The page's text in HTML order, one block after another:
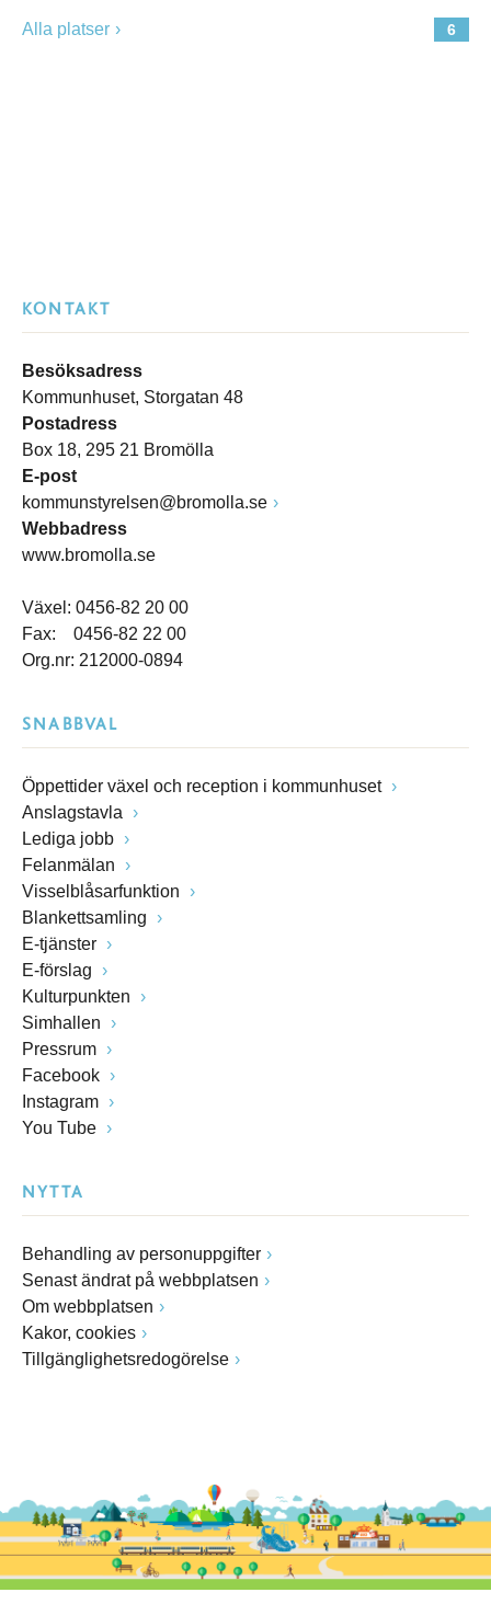
6
Alla platser
KONTAKT
Besöksadress
Kommunhuset, Storgatan 48
Postadress
Box 18, 295 21 Bromölla
E-post
kommunstyrelsen@bromolla.se
Webbadress
www.bromolla.se
Växel: 0456-82 20 00
Fax: 0456-82 22 00
Org.nr: 212000-0894
SNABBVAL
Öppettider växel och reception i kommunhuset
Anslagstavla
Lediga jobb
Felanmälan
Visselblåsarfunktion
Blankettsamling
E-tjänster
E-förslag
Kulturpunkten
Simhallen
Pressrum
Facebook
Instagram
You Tube
NYTTA
Behandling av personuppgifter
Senast ändrat på webbplatsen
Om webbplatsen
Kakor, cookies
Tillgänglighetsredogörelse